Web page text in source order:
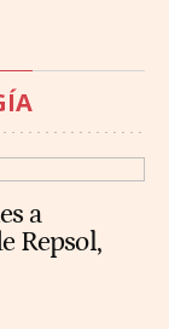
a
Repsol,